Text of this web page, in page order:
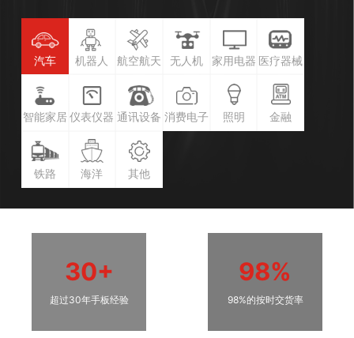
汽车 机器人 航空航天 无人机 家用电器 医疗器械
智能家居 仪表仪器 通讯设备 消费电子 照明 金融
铁路 海洋 其他
30+
超过30年手板经验
98%
98%的按时交货率